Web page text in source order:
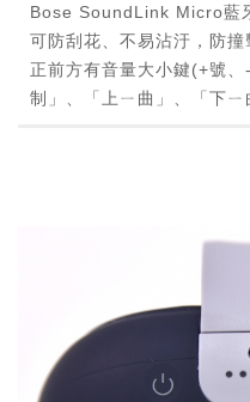
Bose SoundLink Micro藍
可防刮花、不易沾汙，防撞
正前方有音量大小鍵(+號
制」、「上ㄧ曲」、「下